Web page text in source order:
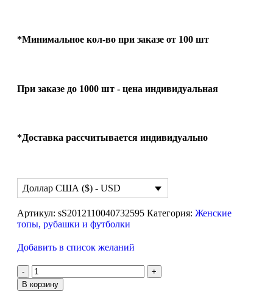
*Минимальное кол-во при заказе от 100 шт
При заказе до 1000 шт - цена индивидуальная
*Доставка рассчитывается индивидуально
Доллар США ($) - USD
Артикул: sS2012110040732595 Категория: Женские
топы, рубашки и футболки
Добавить в список желаний
В корзину